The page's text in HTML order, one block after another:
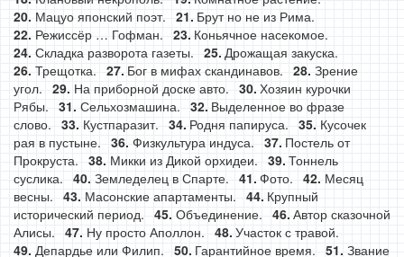
Мацуо японский поэт.
Брут но не из Рима.
Режиссёр … Гофман.
Коньячное насекомое.
Складка разворота газеты.
Дрожащая закуска.
Трещотка.
Бог в мифах скандинавов.
Зрение
угол.
На приборной доске авто.
Хозяин курочки
Рябы.
Сельхозмашина.
Выделенное во фразе
слово.
Кустпаразит. Родня папируса.
Кусочек
рая в пустыне.
Физкультура индуса.
Постель от
Прокруста.
Микки из Дикой орхидеи.
Тоннель
суслика.
Земледелец в Спарте. Фото.
Месяц
весны.
Масонские апартаменты.
Крупный
исторический период.
Объединение.
Автор сказочной
Алисы.
Ну просто Аполлон.
Участок с травой.
Депардье или Филип.
Гарантийное время.
Звание